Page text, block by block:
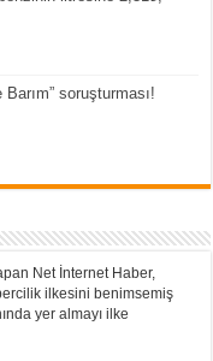
soruşturması!
Net İnternet Haber,
ilkesini benimsemiş
yer almayı ilke